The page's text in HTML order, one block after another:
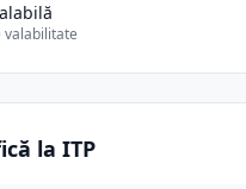
valabilitate
la ITP